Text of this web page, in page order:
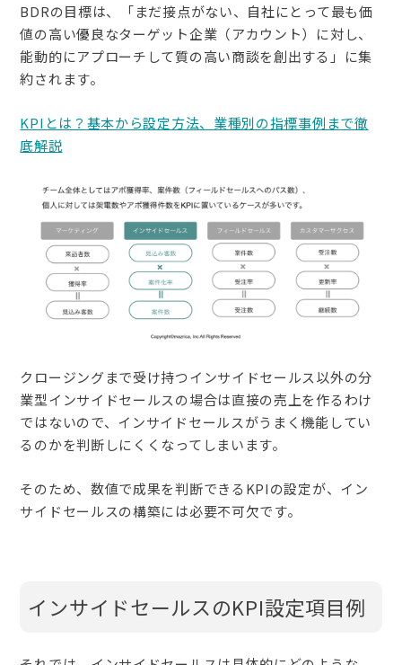
BDRの目標は、「まだ接点がない、自社にとって最も価
値の高い優良なターゲット企業（アカウント）に対し、
能動的にアプローチして質の高い商談を創出する」に集
約されます。
KPIとは？基本から設定方法、業種別の指標事例まで徹
底解説
クロージングまで受け持つインサイドセールス以外の分
業型インサイドセールスの場合は直接の売上を作るわけ
ではないので、インサイドセールスがうまく機能してい
るのかを判断しにくくなってしまいます。
そのため、数値で成果を判断できるKPIの設定が、イン
サイドセールスの構築には必要不可欠です。
インサイドセールスのKPI設定項目例